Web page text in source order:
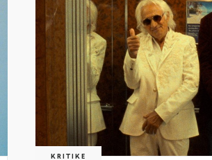
KRITIKE